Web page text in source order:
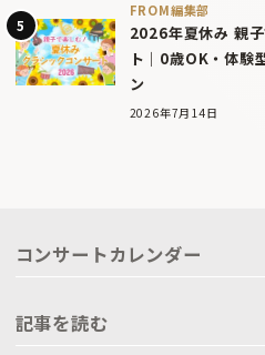
FROM編集部
2026年夏休み 親
ト｜0歳OK・体験
ン
2026年7月14日
コンサートカレンダー
記事を読む